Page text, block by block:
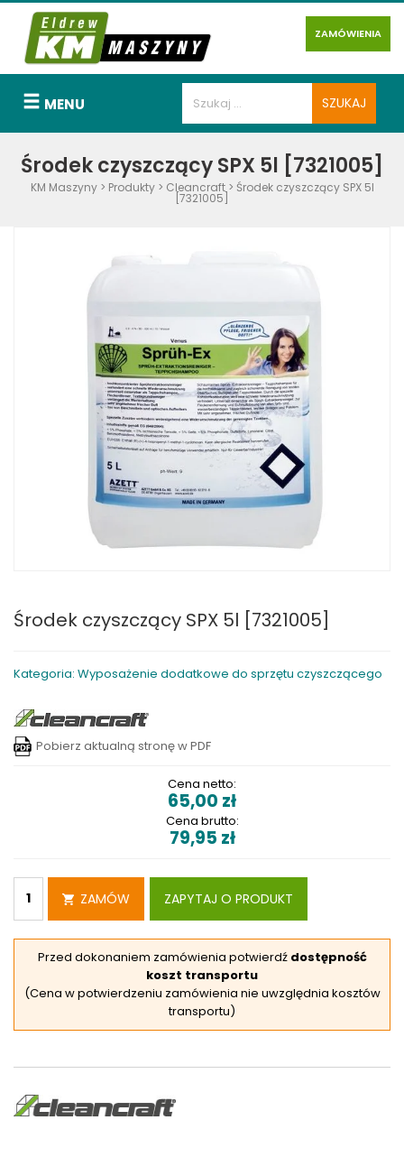
ZAMÓWIENIA
MENU
Środek czyszczący SPX 5l [7321005]
KM Maszyny> Produkty> Cleancraft> Środek czyszczący SPX 5l
[7321005]
Środek czyszczący SPX 5l [7321005]
Kategoria: Wyposażenie dodatkowe do sprzętu czyszczącego
Pobierz aktualną stronę w PDF
Cena netto:
65,00 zł
Cena brutto:
79,95 zł
ZAMÓW ZAPYTAJ O PRODUKT
Przed dokonaniem zamówienia potwierdź dostępność
koszt transportu
(Cena w potwierdzeniu zamówienia nie uwzględnia kosztów
transportu)